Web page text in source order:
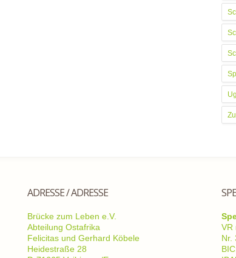
ADRESSE / ADRESSE
Brücke zum Leben e.V.
Abteilung Ostafrika
Felicitas und Gerhard Köbele
Heidestraße 28
VR
Nr.